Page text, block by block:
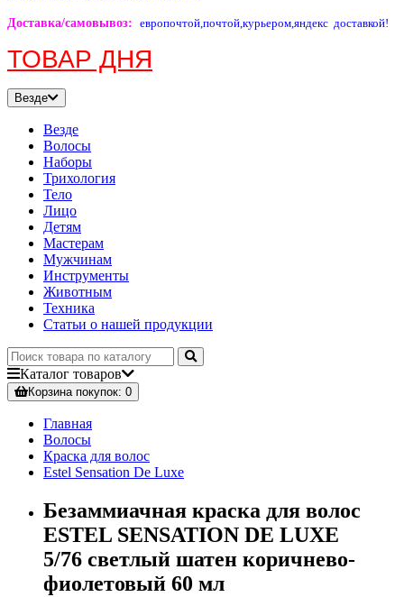
Доставка/самовывоз: европочтой,почтой,курьером,яндекс доставкой!
ТОВАР ДНЯ
Везде
Везде
Волосы
Наборы
Трихология
Тело
Лицо
Детям
Мастерам
Мужчинам
Инструменты
Животным
Техника
Статьи о нашей продукции
Каталог товаров
Корзинапокупок: 0
Главная
Волосы
Краска для волос
Estel Sensation De Luxe
Безаммиачная краска для волос
ESTEL SENSATION DE LUXE
5/76 светлый шатен коричнево-
фиолетовый 60 мл